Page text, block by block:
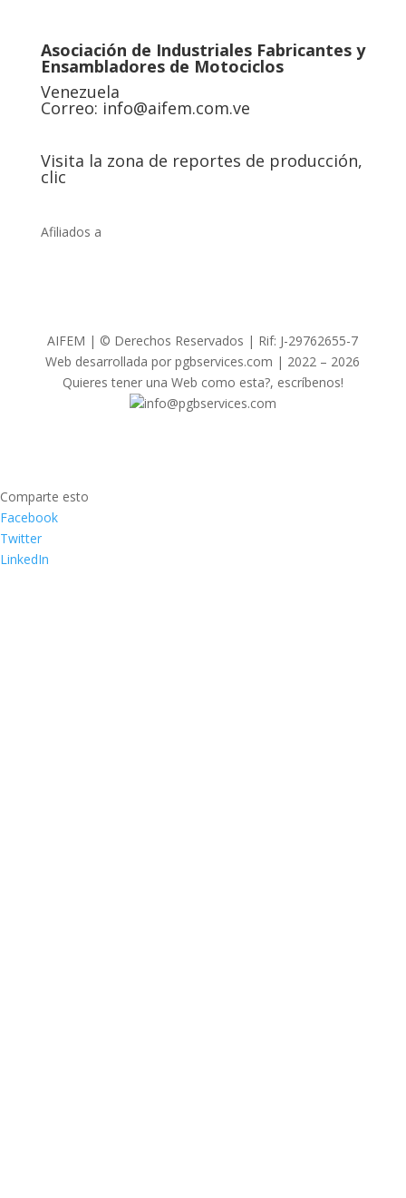
Asociación de Industriales Fabricantes y
Ensambladores de Motociclos
Venezuela
Correo: info@aifem.com.ve
Visita la zona de reportes de producción,
clic
Afiliados a
AIFEM | © Derechos Reservados | Rif: J-29762655-7
Web desarrollada por pgbservices.com | 2022 – 2026
Quieres tener una Web como esta?, escríbenos!
info@pgbservices.com
Comparte esto
Facebook
Twitter
LinkedIn